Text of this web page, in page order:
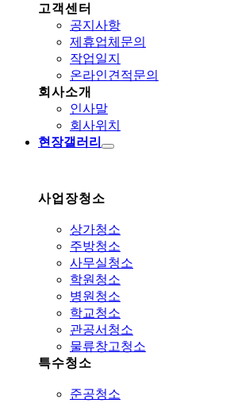
고객센터
공지사항
제휴업체문의
작업일지
온라인견적문의
회사소개
인사말
회사위치
현장갤러리
사업장청소
상가청소
주방청소
사무실청소
학원청소
병원청소
학교청소
관공서청소
물류창고청소
특수청소
준공청소